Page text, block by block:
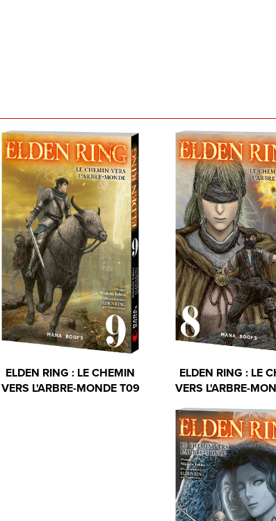
ELDEN RING : LE CHEMIN
VERS L'ARBRE-MONDE T09
ELDEN RING : LE
VERS L'ARBRE-